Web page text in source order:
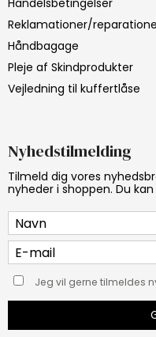
Handelsbetingelser
Reklamationer/
Håndbagage
Pleje af Skindprodukter
Vejledning til kuffertlåse
Nyhedstilmelding
Tilmeld dig vores
nyheder i shoppen. Du
Jeg vil gerne tilmeldes